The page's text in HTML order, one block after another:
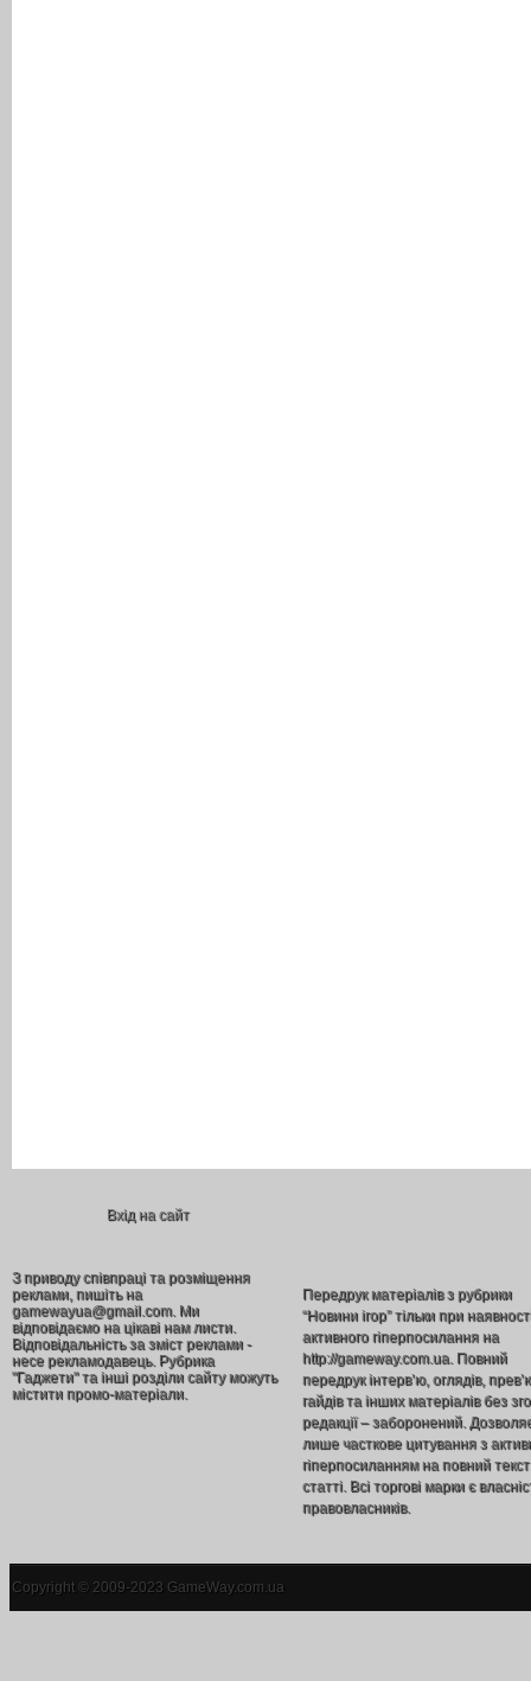
Вхід на сайт
З приводу співпраці та розміщення
реклами, пишіть на
gamewayua@gmail.com. Ми
відповідаємо на цікаві нам листи.
Відповідальність за зміст реклами -
несе рекламодавець. Рубрика
"Гаджети" та інші розділи сайту можуть
містити промо-матеріали.
Передрук матеріалів з рубрики
“Новини ігор” тільки при
активного гіперпосилання на
http://gameway.com.ua. Повний
передрук інтерв’ю, оглядів,
гайдів та інших матеріалів без
редакції – заборонений.
лише часткове цитування з
гіперпосиланням на повний текст
статті. Всі торгові марки є
правовласників.
Copyright © 2009-2023 GameWay.com.ua